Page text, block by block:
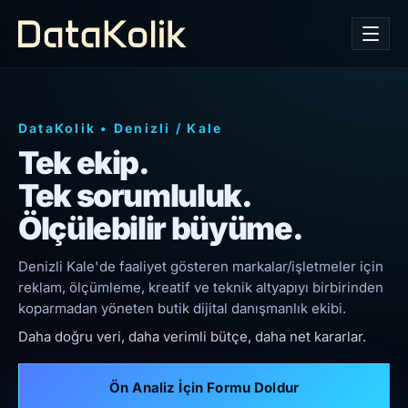
DataKolik • Denizli / Kale
Tek ekip.
Tek sorumluluk.
Ölçülebilir büyüme.
Denizli Kale'de faaliyet gösteren markalar/işletmeler için
reklam, ölçümleme, kreatif ve teknik altyapıyı birbirinden
koparmadan yöneten butik dijital danışmanlık ekibi.
Daha doğru veri, daha verimli bütçe, daha net kararlar.
Ön Analiz İçin Formu Doldur